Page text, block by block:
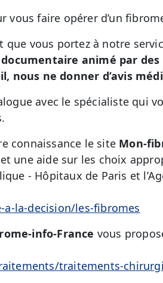
vous faire opérer d’un
que vous portez à notre
animé par des
nous ne donner d’avis
avec le spécialiste qui
connaissance le site Mon-
une aide sur les choix
- Hôpitaux de Paris et
la-decision/les-fibromes
info-France vous
traitements-